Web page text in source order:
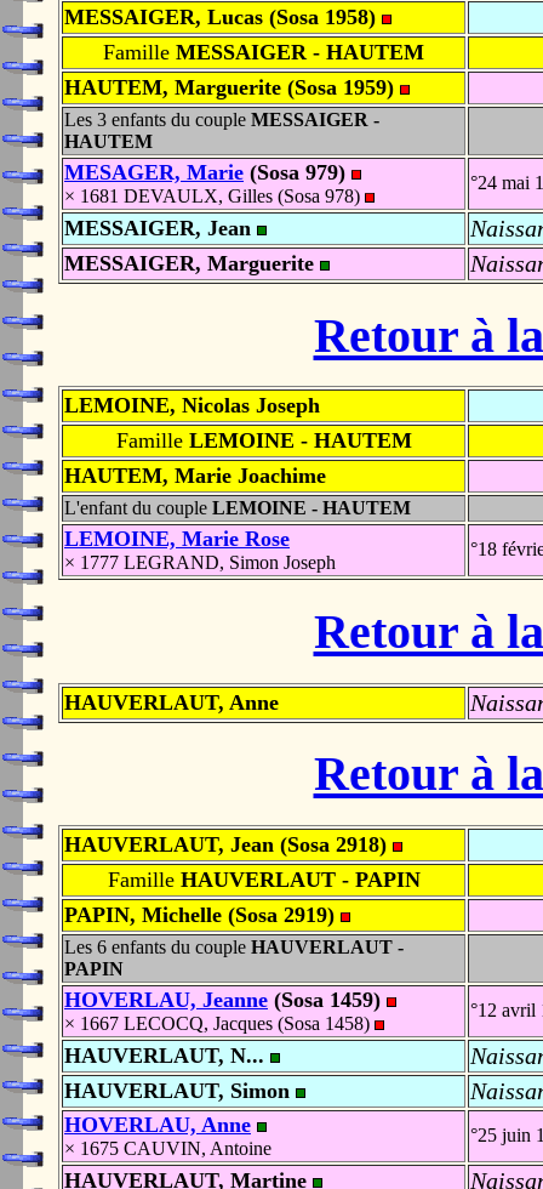
MESSAIGER, Lucas (Sosa 1958)
Famille MESSAIGER - HAUTEM
HAUTEM, Marguerite (Sosa 1959)
Les 3 enfants du couple MESSAIGER -
HAUTEM
MESAGER, Marie (Sosa 979)
× 1681 DEVAULX, Gilles (Sosa 978)
°24 mai
MESSAIGER, Jean
MESSAIGER, Marguerite
Retour à
LEMOINE, Nicolas Joseph
FamilleLEMOINE - HAUTEM
HAUTEM, Marie Joachime
L'enfant du couple LEMOINE - HAUTEM
LEMOINE, Marie Rose
× 1777 LEGRAND, Simon Joseph
°18
Retour à
HAUVERLAUT, Anne
Retour à
HAUVERLAUT, Jean (Sosa 2918)
FamilleHAUVERLAUT - PAPIN
PAPIN, Michelle (Sosa 2919)
Les 6 enfants du couple HAUVERLAUT -
PAPIN
HOVERLAU, Jeanne (Sosa 1459)
× 1667 LECOCQ, Jacques (Sosa 1458)
°12
HAUVERLAUT, N...
HAUVERLAUT, Simon
HOVERLAU, Anne
× 1675 CAUVIN, Antoine
°25 juin
HAUVERLAUT, Martine